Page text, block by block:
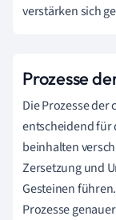
verstärken sich
Prozesse
Die Prozesse
entscheidend für
beinhalten
Zersetzung und
Gesteinen
Prozesse